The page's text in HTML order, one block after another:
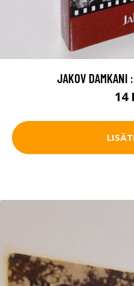
JAKOV DAMKANI
14